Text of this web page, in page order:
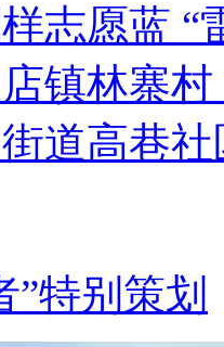
志愿蓝 “
镇林寨
道高巷
”特别策划